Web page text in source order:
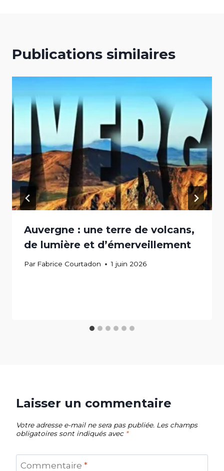
Publications similaires
Auvergne : une terre de volcans,
de lumière et d’émerveillement
Par Fabrice Courtadon 1 juin 2026
Laisser un commentaire
Votre adresse e-mail ne sera pas publiée. Les champs
obligatoires sont indiqués avec *
Commentaire *